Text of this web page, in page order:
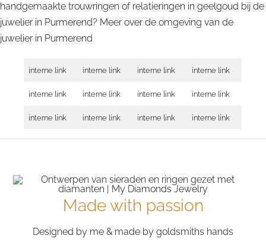
handgemaakte trouwringen of relatieringen in geelgoud bij de
juwelier in Purmerend? Meer over de omgeving van de
juwelier in Purmerend
interne link interne link interne link interne link
interne link interne link interne link interne link
interne link interne link interne link interne link
Made with passion
Designed by me & made by goldsmiths hands